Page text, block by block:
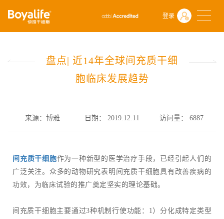
登录
首页 什么是干细胞
前沿动态
盘点| 近14年全球间充质干细胞临床发展趋势
盘点| 近14年全球间充质干细
胞临床发展趋势
来源：博雅 日期： 2019.12.11 访问量：6887
间充质干细胞作为一种新型的医学治疗手段，已经引起人们的
广泛关注。众多的动物研究表明间充质干细胞具有改善疾病的
功效，为临床试验的推广奠定坚实的理论基础。
间充质干细胞主要通过3种机制行使功能：1）分化成特定类型